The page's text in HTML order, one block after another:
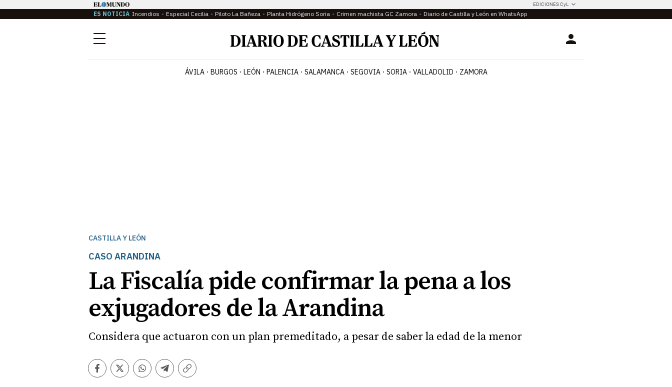
EDICIONES CyL
ES NOTICIA Incendios Especial Cecilia Piloto La Bañeza Planta Hidrógeno Soria Crimen machista GC Zamora Diario de Castilla y León en WhatsApp
Menú Login
ÁVILA BURGOS LEÓN PALENCIA SALAMANCA SEGOVIA SORIA VALLADOLID ZAMORA
CASTILLA Y LEÓN
CASO ARANDINA
La Fiscalía pide confirmar la pena a los
exjugadores de la Arandina
Considera que actuaron con un plan premeditado, a pesar de saber la edad de la menor
Facebook
TwitterWhatsapp
Telegram
Copiar